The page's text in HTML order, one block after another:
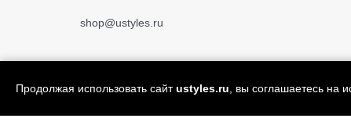
shop@ustyles.ru
© 2004—2026 «Ustyles» ИП Акимов А.Е.
Продолжая использовать сайтustyles.ru , вы соглашаетесь